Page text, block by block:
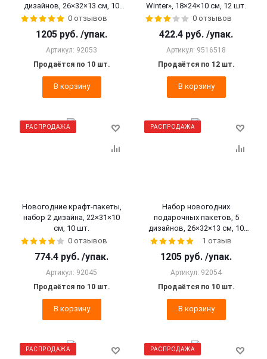
дизайнов, 26×32×13 см, 10
шт.
0 отзывов
1205 руб. /упак.
Артикул: 92053
Продаётся по 10 шт.
В корзину
Winter», 18×24×10 см, 12 шт.
0 отзывов
422.4 руб. /упак.
Артикул: 9516518
Продаётся по 12 шт.
В корзину
РАСПРОДАЖА
Новогодние крафт-пакеты,
набор 2 дизайна, 22×31×10
см, 10 шт.
0 отзывов
774.4 руб. /упак.
Артикул: 92045
Продаётся по 10 шт.
В корзину
РАСПРОДАЖА
Набор новогодних
подарочных пакетов, 5
дизайнов, 26×32×13 см, 10
шт. 1 отзыв
1205 руб. /упак.
Артикул: 92054
Продаётся по 10 шт.
В корзину
РАСПРОДАЖА РАСПРОДАЖА